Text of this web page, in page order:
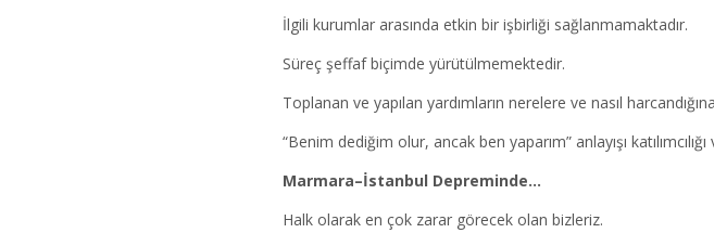
İlgili kurumlar arasında etkin bir işbirliği sağlanmamaktadır.
Süreç şeffaf biçimde yürütülmemektedir.
Toplanan ve yapılan yardımların nerelere ve nasıl
“Benim dediğim olur, ancak ben yaparım” anlayışı
Marmara–İstanbul Depreminde…
Halk olarak en çok zarar görecek olan bizleriz.